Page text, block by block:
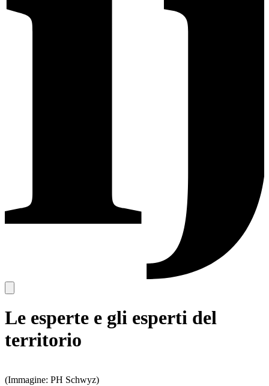
Le esperte e gli esperti del
territorio
(Immagine: PH Schwyz)